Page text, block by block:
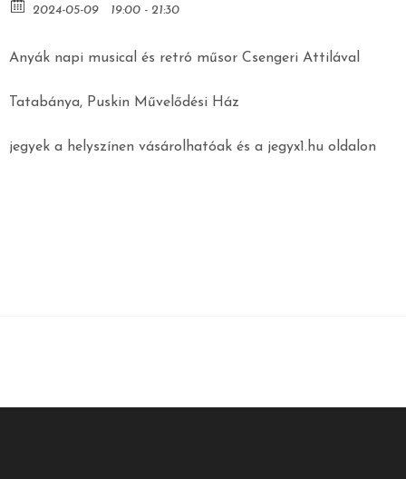
2024-05-09 19:00 - 21:30
Anyák napi musical és retró műsor Csengeri Attilával
Tatabánya, Puskin Művelődési Ház
jegyek a helyszínen vásárolhatóak és a jegyx1.hu oldalon